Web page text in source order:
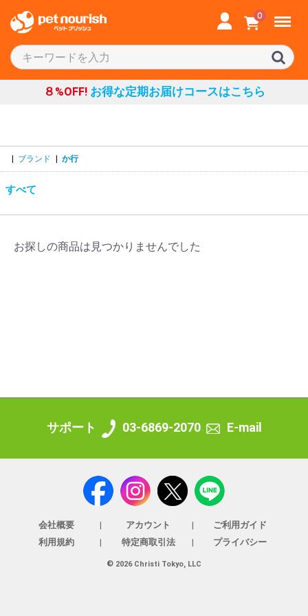
0 Menu
８%OFF!お得な定期お届けコースはこちら
ブランド か行
すべて
お探しの商品は見つかりませんでした
サポート 03-6869-2070 E-mail
会社概要 アカウント
ご利用ガイド
利用規約
特定商取引法 プライバシー
© 2026 Christi Tokyo, LLC